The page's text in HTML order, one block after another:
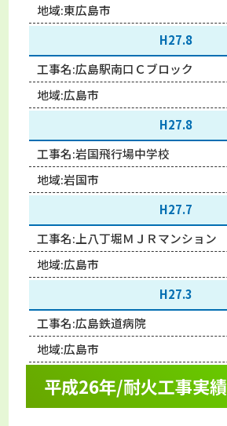
地域:東広島市
H27.8
工事名:広島駅南口Ｃブロック
地域:広島市
H27.8
工事名:岩国飛行場中学校
地域:岩国市
H27.7
工事名: 上八丁堀ＭＪＲマンション
地域:広島市
H27.3
工事名:広島鉄道病院
地域:広島市
平成26年/耐火工事実績